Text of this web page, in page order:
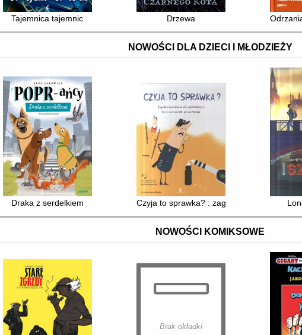
Tajemnica tajemnic Drzewa
NOWOŚCI DLA DZIECI I MŁODZIEŻY
Draka z serdelkiem Czyja to sprawka? : zagadka kryminalna dla
NOWOŚCI KOMIKSOWE
Brak okładki